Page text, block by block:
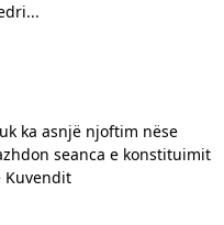
ka asnjë njoftim nëse
seanca e konstituimit
Kuvendit